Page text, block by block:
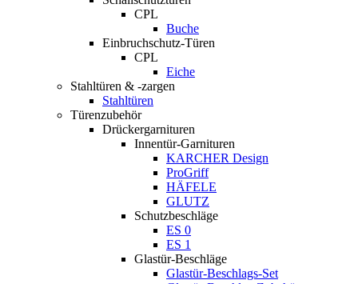
CPL
Buche
Einbruchschutz-Türen
CPL
Eiche
Stahltüren & -zargen
Stahltüren
Türenzubehör
Drückergarnituren
Innentür-Garnituren
KARCHER Design
ProGriff
HÄFELE
GLUTZ
Schutzbeschläge
ES 0
ES 1
Glastür-Beschläge
Glastür-Beschlags-Set